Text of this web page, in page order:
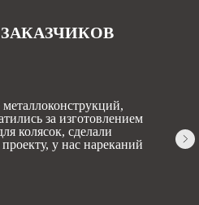
за изготовлением
колясок, сделали
у нас нареканий